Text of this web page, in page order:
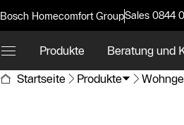
Bosch Homecomfort GroupSales 0844
Produkte Beratung und
Startseite
Produkte